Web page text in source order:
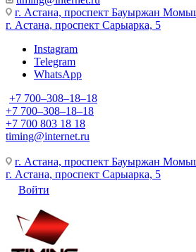
г. Астана, проспект Бауыржан
г. Астана, проспект Сарыарка, 5
Instagram
Telegram
WhatsApp
+7 700‒308‒18‒18
+7 700‒308‒18‒18
+7 700 803 18 18
timing@internet.ru
г. Астана, проспект Бауыржан
г. Астана, проспект Сарыарка, 5
Войти